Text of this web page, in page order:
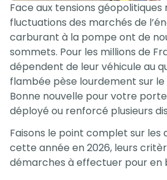
Face aux tensions géopolitiques
fluctuations des marchés de
carburant à la pompe ont de
sommets. Pour les millions de
dépendent de leur véhicule au
flambée pèse lourdement sur le
Bonne nouvelle pour votre
déployé ou renforcé plusieurs
Faisons le point complet sur les
cette année en 2026, leurs
démarches à effectuer pour en